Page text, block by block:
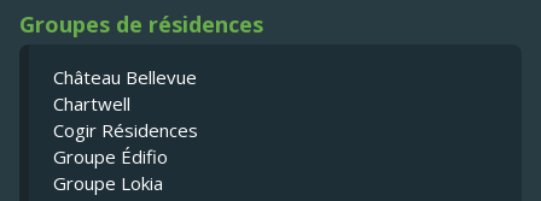
Groupes de résidences
Château Bellevue
Chartwell
Cogir Résidences
Groupe Édifio
Groupe Lokia